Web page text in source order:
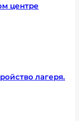
центре
лагеря.